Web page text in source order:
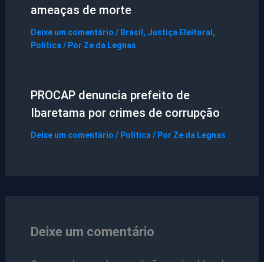
ameaças de morte
Deixe um comentário / Brasil, Justiça Eleitoral,
Política / Por Ze da Legnas
PROCAP denuncia prefeito de
Ibaretama por crimes de corrupção
Deixe um comentário / Política / Por Ze da Legnas
Deixe um comentário